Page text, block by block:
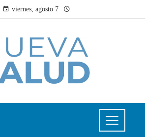
viernes, agosto 7